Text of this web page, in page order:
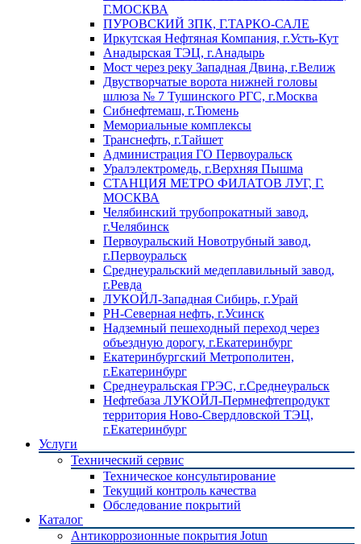
Г.МОСКВА
ПУРОВСКИЙ ЗПК, Г.ТАРКО-САЛЕ
Иркутская Нефтяная Компания, г.Усть-Кут
Анадырская ТЭЦ, г.Анадырь
Мост через реку Западная Двина, г.Велиж
Двустворчатые ворота нижней головы
шлюза № 7 Тушинского РГС, г.Москва
Сибнефтемаш, г.Тюмень
Мемориальные комплексы
Транснефть, г.Тайшет
Администрация ГО Первоуральск
Уралэлектромедь, г.Верхняя Пышма
СТАНЦИЯ МЕТРО ФИЛАТОВ ЛУГ, Г.
МОСКВА
Челябинский трубопрокатный завод,
г.Челябинск
Первоуральский Новотрубный завод,
г.Первоуральск
Среднеуральский медеплавильный завод,
г.Ревда
ЛУКОЙЛ-Западная Сибирь, г.Урай
РН-Северная нефть, г.Усинск
Надземный пешеходный переход через
объездную дорогу, г.Екатеринбург
Екатеринбургский Метрополитен,
г.Екатеринбург
Среднеуральская ГРЭС, г.Среднеуральск
Нефтебаза ЛУКОЙЛ-Пермнефтепродукт
территория Ново-Свердловской ТЭЦ,
г.Екатеринбург
Услуги
Технический сервис
Техническое консультирование
Текущий контроль качества
Обследование покрытий
Каталог
Антикоррозионные покрытия Jotun